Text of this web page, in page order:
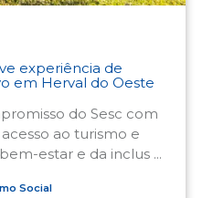
experiência de
em Herval do Oeste
do Sesc com
ao turismo e
estar e da inclus ...
Social